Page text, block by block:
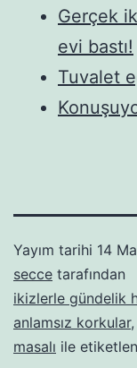
Gerçek
evi bastı!
Tuvalet
Yayım tarihi 14
secce tarafından
ikizlerle gündelik
anlamsız korkular,
masalı ile